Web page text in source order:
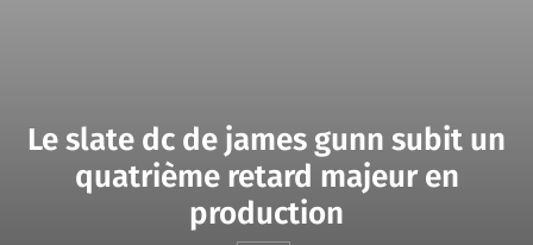
Le slate dc de james gunn subit un
quatrième retard majeur en
production